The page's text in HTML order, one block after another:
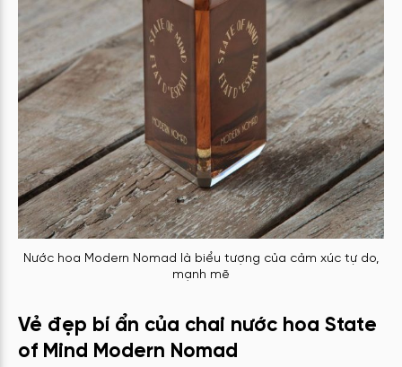
Nước hoa Modern Nomad là biểu tượng của cảm xúc tự do,
mạnh mẽ
Vẻ đẹp bí ẩn của chai nước hoa State
of Mind Modern Nomad